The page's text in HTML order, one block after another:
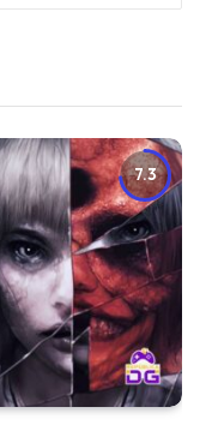
7.3